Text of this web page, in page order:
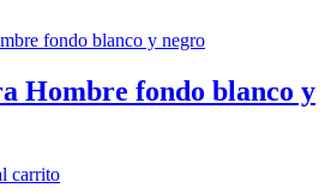
Hombre fondo blanco y
carrito